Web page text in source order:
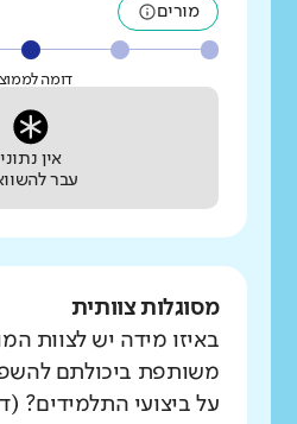
מורים
דומה
אין נתוני
עבר
מסוגלות צוותית
באיזו מידה יש לצוות
משותפת ביכולתם
על ביצועי התלמידים?